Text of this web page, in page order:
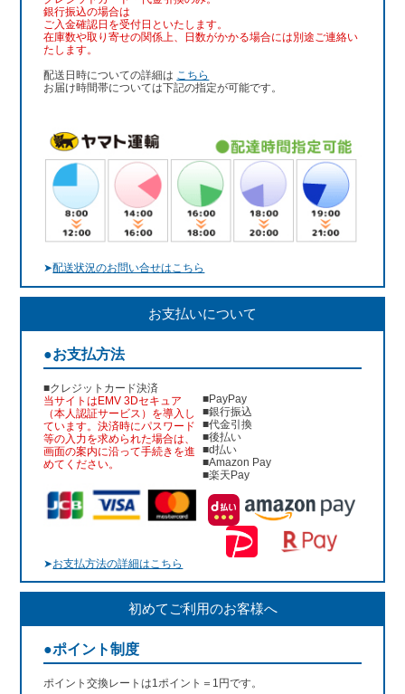
銀行振込の場合は
ご入金確認日を受付日といたします。
在庫数や取り寄せの関係上、日数がかかる場合には別途ご連絡い
たします。
配送日時についての詳細は こちら
お届け時間帯については下記の指定が可能です。
➤配送状況のお問い合せはこちら
お支払いについて
●お支払方法
■クレジットカード決済
当サイトはEMV 3Dセキュア
（本人認証サービス）を導入し
ています。決済時にパスワード
等の入力を求められた場合は、
画面の案内に沿って手続きを進
めてください。
■PayPay
■銀行振込
■代金引換
■後払い
■d払い
■Amazon Pay
■楽天Pay
➤お支払方法の詳細はこちら
初めてご利用のお客様へ
●ポイント制度
ポイント交換レートは1ポイント＝1円です。